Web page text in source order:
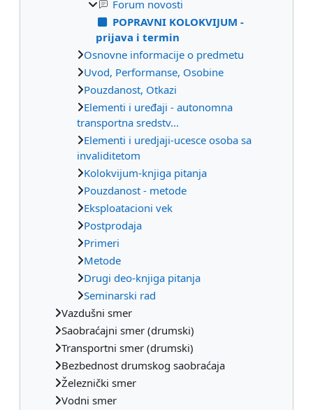
Forum novosti
POPRAVNI KOLOKVIJUM -
prijava i termin
Osnovne informacije o predmetu
Uvod, Performanse, Osobine
Pouzdanost, Otkazi
Elementi i uređaji - autonomna
transportna sredstv...
Elementi i uredjaji-ucesce osoba sa
invaliditetom
Kolokvijum-knjiga pitanja
Pouzdanost - metode
Eksploatacioni vek
Postprodaja
Primeri
Metode
Drugi deo-knjiga pitanja
Seminarski rad
Vazdušni smer
Saobraćajni smer (drumski)
Transportni smer (drumski)
Bezbednost drumskog saobraćaja
Železnički smer
Vodni smer